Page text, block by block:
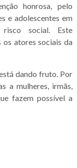
honrosa, pelo
e adolescentes em
social. Este
atores sociais da
dando fruto. Por
a mulheres, irmãs,
fazem possível a